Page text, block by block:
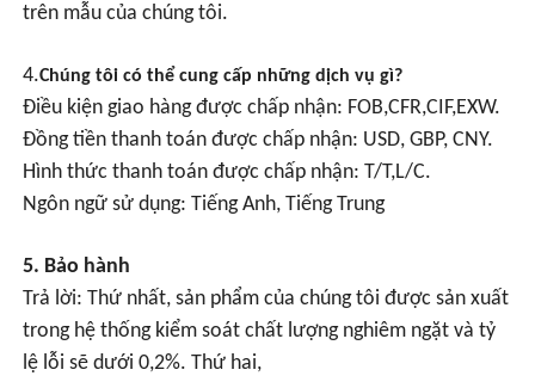
trên mẫu của chúng tôi.
4.Chúng tôi có thể cung cấp những dịch vụ gì?
Điều kiện giao hàng được chấp nhận: FOB,CFR,CIF,EXW.
Đồng tiền thanh toán được chấp nhận: USD, GBP, CNY.
Hình thức thanh toán được chấp nhận: T/T,L/C.
Ngôn ngữ sử dụng: Tiếng Anh, Tiếng Trung
5. Bảo hành
Trả lời: Thứ nhất, sản phẩm của chúng tôi được sản xuất
trong hệ thống kiểm soát chất lượng nghiêm ngặt và tỷ
lệ lỗi sẽ dưới 0,2%. Thứ hai,